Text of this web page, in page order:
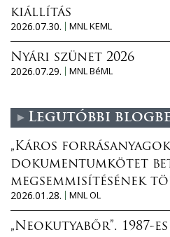
kiállítás
2026.07.30.
MNL KEML
Nyári szünet 2026
2026.07.29.
MNL BéML
Legutóbbi
„Káros
dokumentumkötet
megsemmisítésének
2026.01.28.
MNL OL
„Neokutyabőr”. 1987-